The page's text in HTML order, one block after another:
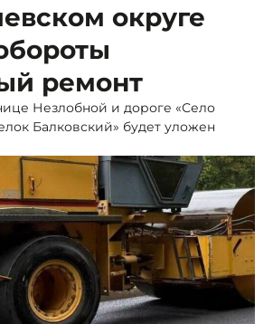
округе
ремонт
Незлобной и дороге «Село
Балковский» будет уложен